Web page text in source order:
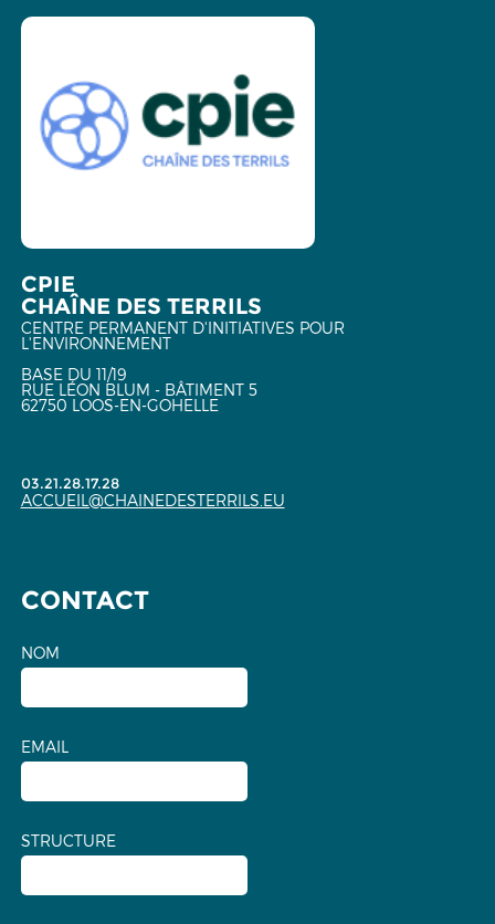
CPIE
CHAÎNE DES TERRILS
CENTRE PERMANENT D'INITIATIVES POUR
L'ENVIRONNEMENT
BASE DU 11/19
RUE LÉON BLUM - BÂTIMENT 5
62750 LOOS-EN-GOHELLE
03.21.28.17.28
ACCUEIL@CHAINEDESTERRILS.EU
CONTACT
NOM
EMAIL
STRUCTURE